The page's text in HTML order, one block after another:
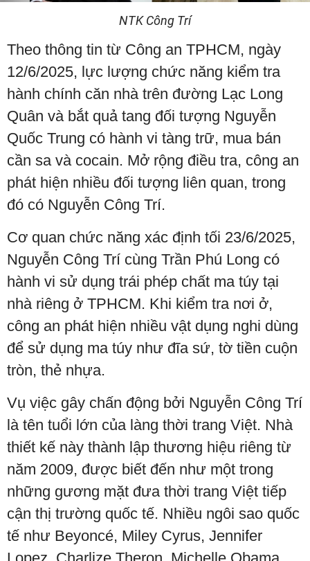
NTK Công Trí
Theo thông tin từ Công an TPHCM, ngày
12/6/2025, lực lượng chức năng kiểm tra
hành chính căn nhà trên đường Lạc Long
Quân và bắt quả tang đối tượng Nguyễn
Quốc Trung có hành vi tàng trữ, mua bán
cần sa và cocain. Mở rộng điều tra, công an
phát hiện nhiều đối tượng liên quan, trong
đó có Nguyễn Công Trí.
Cơ quan chức năng xác định tối 23/6/2025,
Nguyễn Công Trí cùng Trần Phú Long có
hành vi sử dụng trái phép chất ma túy tại
nhà riêng ở TPHCM. Khi kiểm tra nơi ở,
công an phát hiện nhiều vật dụng nghi dùng
để sử dụng ma túy như đĩa sứ, tờ tiền cuộn
tròn, thẻ nhựa.
Vụ việc gây chấn động bởi Nguyễn Công Trí
là tên tuổi lớn của làng thời trang Việt. Nhà
thiết kế này thành lập thương hiệu riêng từ
năm 2009, được biết đến như một trong
những gương mặt đưa thời trang Việt tiếp
cận thị trường quốc tế. Nhiều ngôi sao quốc
tế như Beyoncé, Miley Cyrus, Jennifer